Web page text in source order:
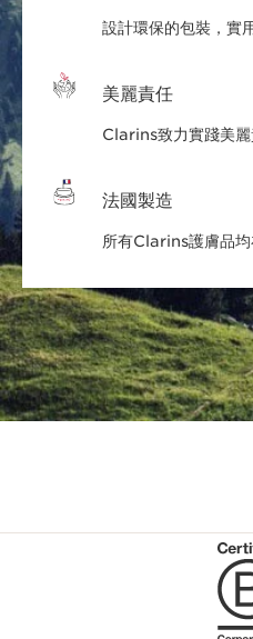
設計環保的包裝，實
美麗責任
Clarins致力實踐美麗
法國製造
所有Clarins護膚品均